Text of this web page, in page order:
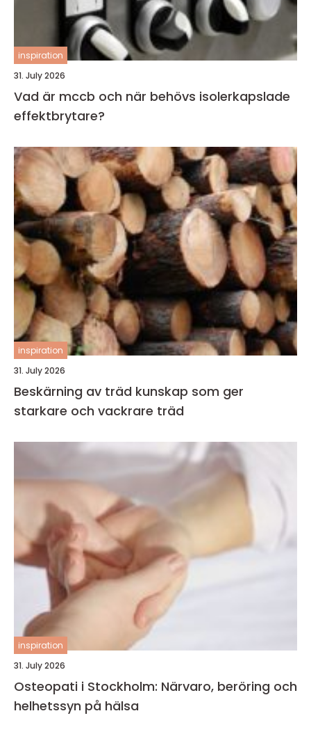
inspiration
31. July 2026
Vad är mccb och när behövs isolerkapslade
effektbrytare?
inspiration
31. July 2026
Beskärning av träd kunskap som ger
starkare och vackrare träd
inspiration
31. July 2026
Osteopati i Stockholm: Närvaro, beröring och
helhetssyn på hälsa